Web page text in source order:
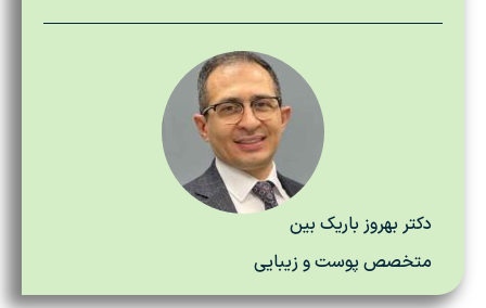
دکتر بهروز باریک بین
متخصص پوست و زیبایی